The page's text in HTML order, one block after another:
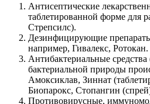
Антисептические
таблетированной форме для
Стрепсилс).
Дезинфицирующие
например, Гивалекс, Ротокан.
Антибактериальные
бактериальной природы
Амоксиклав, Зиннат
Биопарокс, Стопангин
Противовирусные,